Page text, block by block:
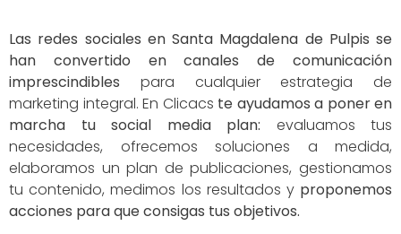
Las redes sociales en Santa Magdalena de Pulpis se
han convertido en canales de comunicación
imprescindibles para cualquier estrategia de
marketing integral. En Clicacs te ayudamos a poner en
marcha tu social media plan: evaluamos tus
necesidades, ofrecemos soluciones a medida,
elaboramos un plan de publicaciones, gestionamos
tu contenido, medimos los resultados yproponemos
acciones para que consigas tus objetivos.